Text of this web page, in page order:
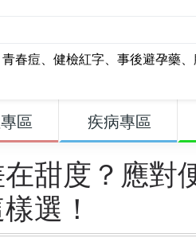
青春痘、 健檢紅字、 事後避孕藥、
區 疾病專區
甜度？應對
選！